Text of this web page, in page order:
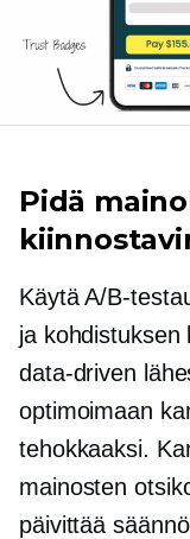
Pidä
Käytä A/B-
ja kohdistuksen
data-driven
optimoimaan
tehokkaaksi.
mainosten
päivittää